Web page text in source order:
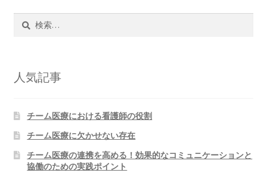
人気記事
チーム医療における看護師の役割
チーム医療に欠かせない存在
チーム医療の連携を高める！効果的なコミュニケーションと
協働のための実践ポイント